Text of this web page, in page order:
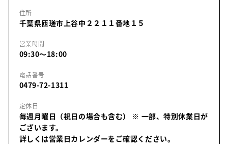
住所
千葉県匝瑳市上谷中２２１１番地１５
営業時間
09:30～18:00
電話番号
0479-72-1311
定休日
毎週月曜日（祝日の場合も含む） ※ 一部、特別休業日が
ございます。
詳しくは営業日カレンダーをご確認ください。